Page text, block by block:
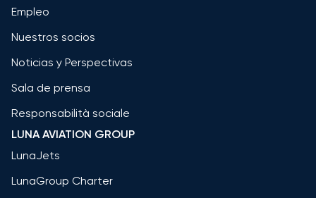
Empleo
Nuestros socios
Noticias y Perspectivas
Sala de prensa
Responsabilità sociale
LUNA AVIATION GROUP
LunaJets
LunaGroup Charter